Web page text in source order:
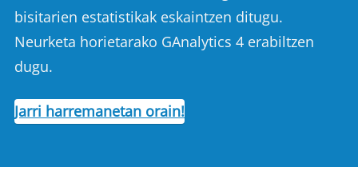
bisitarien estatistikak eskaintzen ditugu.
Neurketa horietarako GAnalytics 4 erabiltzen
dugu.
Jarri harremanetan orain!